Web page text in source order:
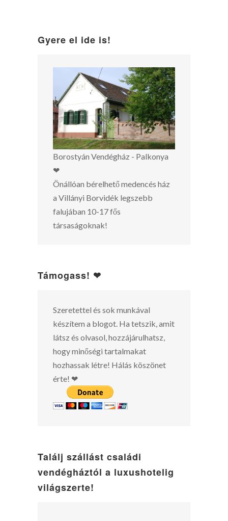
Gyere el ide is!
Borostyán Vendégház - Palkonya
❤
Önállóan bérelhető medencés ház
a Villányi Borvidék legszebb
falujában 10-17 fős
társaságoknak!
Támogass! ❤
Szeretettel és sok munkával
készítem a blogot. Ha tetszik, amit
látsz és olvasol, hozzájárulhatsz,
hogy minőségi tartalmakat
hozhassak létre! Hálás köszönet
érte! ❤
Találj szállást családi
vendégháztól a luxushotelig
világszerte!